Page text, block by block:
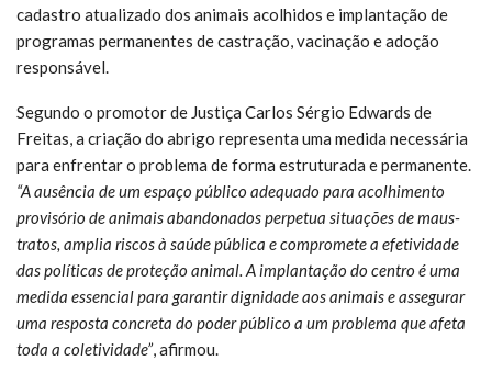
cadastro atualizado dos animais acolhidos e implantação de
programas permanentes de castração, vacinação e adoção
responsável.
Segundo o promotor de Justiça Carlos Sérgio Edwards de
Freitas, a criação do abrigo representa uma medida necessária
para enfrentar o problema de forma estruturada e permanente.
“A ausência de um espaço público adequado para acolhimento
provisório de animais abandonados perpetua situações de maus-
tratos, amplia riscos à saúde pública e compromete a efetividade
das políticas de proteção animal. A implantação do centro é uma
medida essencial para garantir dignidade aos animais e assegurar
uma resposta concreta do poder público a um problema que afeta
toda a coletividade”, afirmou.